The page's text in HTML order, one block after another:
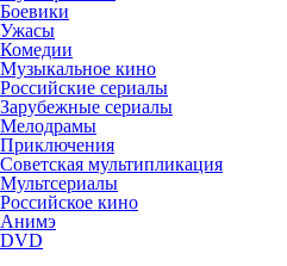
Боевики
Ужасы
Комедии
Музыкальное кино
Российские сериалы
Зарубежные сериалы
Мелодрамы
Приключения
Советская мультипликация
Мультсериалы
Российское кино
Анимэ
DVD